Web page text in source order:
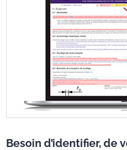
Besoin d’identifier, de